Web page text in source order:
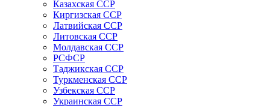
Казахская ССР
Киргизская ССР
Латвийская ССР
Литовская ССР
Молдавская ССР
РСФСР
Таджикская ССР
Туркменская ССР
Узбекская ССР
Украинская ССР